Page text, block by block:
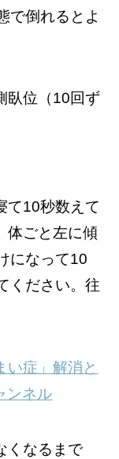
で倒れるとよ
て10秒数えて
体ごと左に傾
になって10
ください。往
い症」解消と
ンネル
くなるまで